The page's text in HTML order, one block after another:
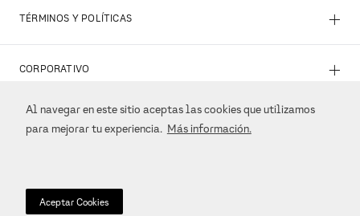
Al navegar en este sitio aceptas las cookies que utilizamos
para mejorar tu experiencia. Más información.
Aceptar Cookies
TÉRMINOS Y POLÍTICAS +
CORPORATIVO +
REDES SOCIALES